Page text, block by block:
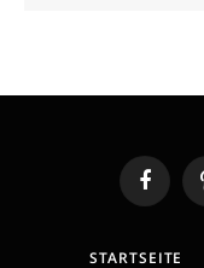
STARTSEITE